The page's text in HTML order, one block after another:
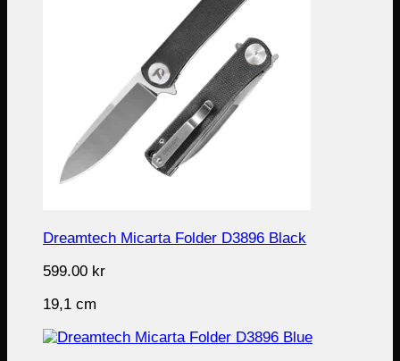
Dreamtech Micarta Folder D3896 Black
599.00 kr
19,1 cm